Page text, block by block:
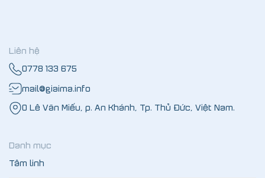
Liên hệ
0778 133 675
mail@giaima.info
0 Lê Văn Miếu, p. An Khánh, Tp. Thủ Đức, Việt Nam.
Danh mục
Tâm linh